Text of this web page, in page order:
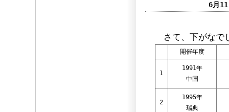
6月
さて、下がなで
開催年度
1
1991年
中国
2
1995年
瑞典